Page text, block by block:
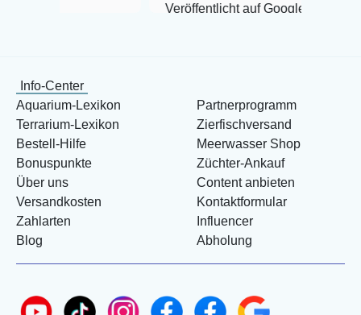
Veröffentlicht auf Google
Info-Center
Aquarium-Lexikon
Terrarium-Lexikon
Bestell-Hilfe
Bonuspunkte
Über uns
Versandkosten
Zahlarten
Blog
Partnerprogramm
Zierfischversand
Meerwasser Shop
Züchter-Ankauf
Content anbieten
Kontaktformular
Influencer
Abholung